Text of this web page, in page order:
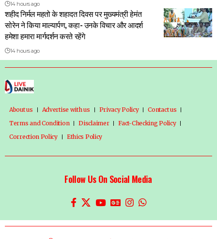
14 hours ago
शहीद निर्मल महतो के शहादत दिवस पर मुख्यमंत्री हेमंत
सोरेन ने किया माल्यार्पण, कहा- उनके विचार और आदर्श
हमेशा हमारा मार्गदर्शन करते रहेंगे
14 hours ago
About us Advertise with us Privacy Policy
Contact us
Terms and Condition
Disclaimer
Fact-Checking Policy
Correction Policy
Ethics Policy
Follow Us On Social Media